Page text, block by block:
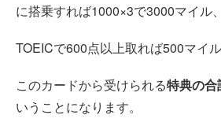
に搭乗すれば1000×3で3000マイル、
TOEICで600点以上取れば500マイル
このカードから受けられる特典の
いうことになります。